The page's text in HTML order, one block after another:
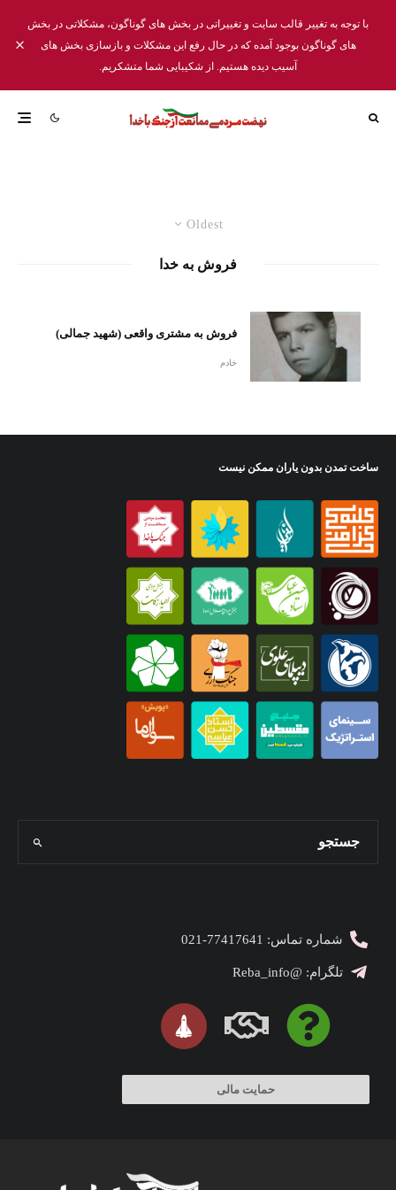
با توجه به تغییر قالب سایت و تغییراتی در بخش های گوناگون، مشکلاتی در بخش
های گوناگون بوجود آمده که در حال رفع این مشکلات و بازسازی بخش های
آسیب دیده هستیم. از شکیبایی شما متشکریم.
Oldest
فروش به خدا
فروش به مشتری واقعی (شهید جمالی)
خادم
ساخت تمدن بدون یاران ممکن نیست
شماره تماس: 77417641-021
تلگرام: @Reba_info
حمایت مالی